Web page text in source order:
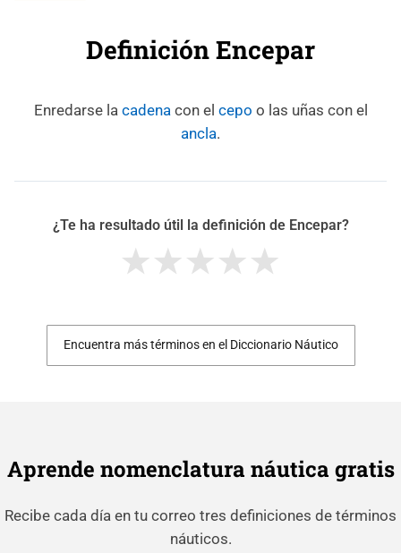
Definición Encepar
Enredarse la cadenacon el cepo o las uñas con el
ancla.
¿Te ha resultado útil la definición de Encepar?
Encuentra más términos en el Diccionario Náutico
Aprende nomenclatura náutica gratis
Recibe cada día en tu correo tres definiciones de términos
náuticos.